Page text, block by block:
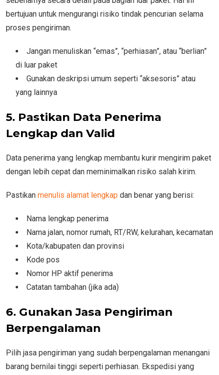
bertujuan untuk mengurangi risiko tindak pencurian selama
proses pengiriman.
Jangan menuliskan “emas”, “perhiasan”, atau “berlian”
di luar paket
Gunakan deskripsi umum seperti “aksesoris” atau
yang lainnya
5. Pastikan Data Penerima
Lengkap dan Valid
Data penerima yang lengkap membantu kurir mengirim paket
dengan lebih cepat dan meminimalkan risiko salah kirim.
Pastikan menulis alamat lengkap dan benar yang berisi:
Nama lengkap penerima
Nama jalan, nomor rumah, RT/RW, kelurahan, kecamatan
Kota/kabupaten dan provinsi
Kode pos
Nomor HP aktif penerima
Catatan tambahan (jika ada)
6. Gunakan Jasa Pengiriman
Berpengalaman
Pilih jasa pengiriman yang sudah berpengalaman menangani
barang bernilai tinggi seperti perhiasan. Ekspedisi yang